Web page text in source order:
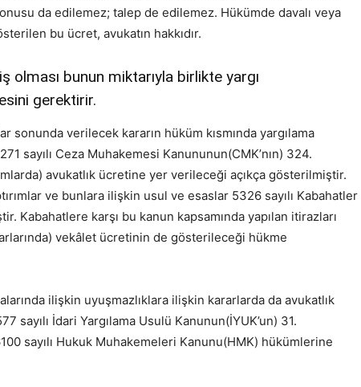
da edilemez; talep de edilemez. Hükümde davalı veya
bu ücret, avukatın hakkıdır.
olması bunun miktarıyla birlikte yargı
gerektirir.
sonunda verilecek kararın hüküm kısmında yargılama
sayılı Ceza Muhakemesi Kanununun(CMK’nın) 324.
avukatlık ücretine yer verileceği açıkça gösterilmiştir.
ve bunlara ilişkin usul ve esaslar 5326 sayılı Kabahatler
Kabahatlere karşı bu kanun kapsamında yapılan itirazları
vekâlet ücretinin de gösterileceği hükme
ilişkin uyuşmazlıklara ilişkin kararlarda da avukatlık
İdari Yargılama Usulü Kanunun(İYUK’un) 31.
sayılı Hukuk Muhakemeleri Kanunu(HMK) hükümlerine